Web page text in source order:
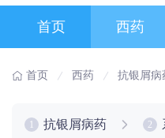
首页 西药
首页 西药 抗银屑病
抗银屑病药 2